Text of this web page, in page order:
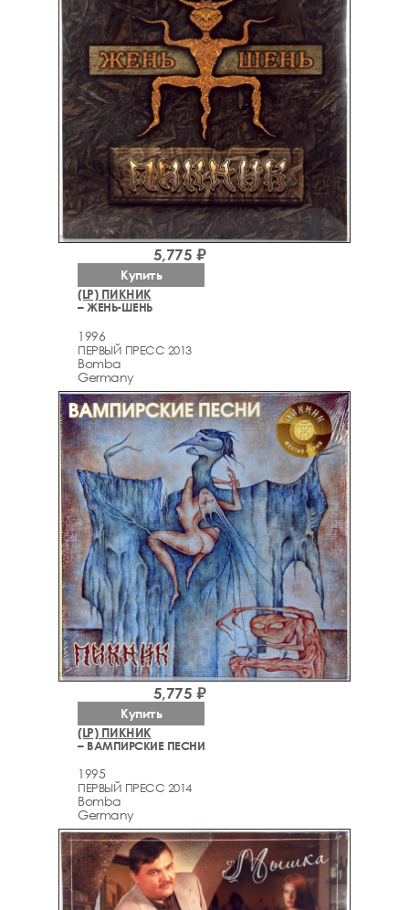
(LP) ПИКНИК
– ЖЕНЬ-ШЕНЬ
1996
ПЕРВЫЙ ПРЕСС 2013
Bomba
Germany
5,775 ₽
Купить
(LP) ПИКНИК
– ВАМПИРСКИЕ ПЕСНИ
1995
ПЕРВЫЙ ПРЕСС 2014
Bomba
Germany
5,775 ₽
Купить